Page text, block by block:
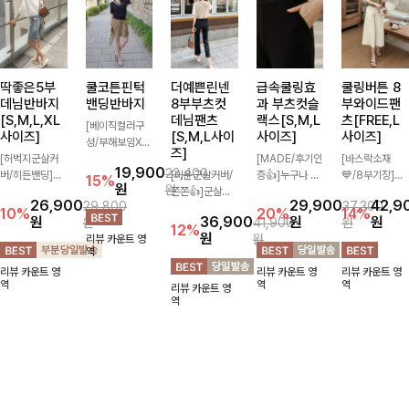
딱좋은5부
데님반바지
[S,M,L,XL
사이즈]
[허벅지군살커
버/히든밴딩]여
와이드핏과 부담
없는 5부 기장
으로 편안하게
즐기기 좋은 데
님 팬츠 ✨ 빈티
지한 워싱감이
10%26,900
원
29,800
원
리뷰 카운트 영
역
쿨코튼핀턱
밴딩반바지
[베이직컬러구
성/부해보임X]
지는 핏으로 편
안하면서도 멋스
럽게 입어지는
밴딩 반바지🤎
넉넉한 포켓 디
테일 더해져 데
15%19,900
원
23,400
원
리뷰 카운트 영
역
더예쁜린넨
8부부츠컷
데님팬츠
[S,M,L사이
즈]
[미운군살커버/
쫀쫀👍]군살을
부츠컷 핏에 발
목이 드러나는
8부 기장으로
다리를 슬림하고
길어보이게 만들
어주며 생지 소
12%36,900
원
41,900
원
리뷰 카운트 영
역
급속쿨링효
과 부츠컷슬
랙스[S,M,L
사이즈]
[MADE/후기인
증👍]누구나 갖
스:)베이직하지
만 부츠컷으로
이쁜 핏 연출은
물론,쫀쫀한 스
판끼로 하루종일
편안하게!
20%29,900
원
37,300
원
리뷰 카운트 영
역
쿨링버튼 8
부와이드팬
츠[FREE,L
사이즈]
[바스락소재
💙/8부기장]사
일이 은은한 포
인트가 되어주는
와이드 팬츠입니
다. 여유롭게 떨
어지는 실루엣과
가볍게 바스락거
14%원
리뷰 카운트 영
역